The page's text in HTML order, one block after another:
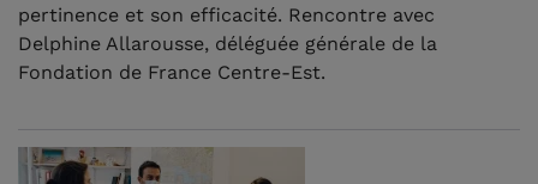
pertinence et son efficacité. Rencontre avec
Delphine Allarousse, déléguée générale de la
Fondation de France Centre-Est.